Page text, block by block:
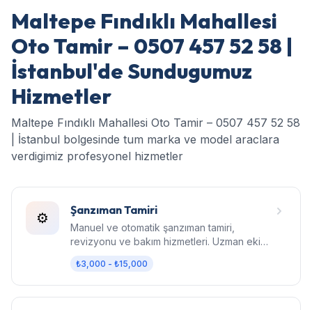
Maltepe Fındıklı Mahallesi
Oto Tamir – 0507 457 52 58 |
İstanbul'de Sundugumuz
Hizmetler
Maltepe Fındıklı Mahallesi Oto Tamir – 0507 457 52 58
| İstanbul bolgesinde tum marka ve model araclara
verdigimiz profesyonel hizmetler
⚙️ Şanzıman Tamiri
Manuel ve otomatik şanzıman tamiri,
revizyonu ve bakım hizmetleri. Uzman ekip,
₺3,000 - ₺15,000